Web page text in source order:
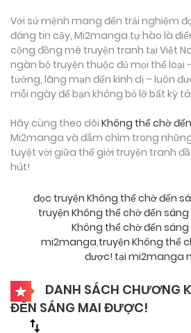
Với sứ mệnh mang đến trải nghiệm
đáng tin cậy, Mi2manga tự hào là
cộng đồng mê truyện tranh tại Việt
ngàn bộ truyện thuộc đủ mọi thể loại
tưởng, lãng mạn đến kinh dị – luôn
mỗi ngày để bạn không bỏ lỡ bất kỳ
Hãy cùng theo dõi Không thể chờ
Mi2manga và đắm chìm trong
tuyệt vời giữa thế giới truyện tranh
hút!
đọc truyện Không thể chờ đến
truyện Không thể chờ đến
Không thể chờ đến
mi2manga,truyện Không thể
được! tại mi2manga
DANH SÁCH CHƯƠNG
ĐẾN SÁNG MAI ĐƯỢC!